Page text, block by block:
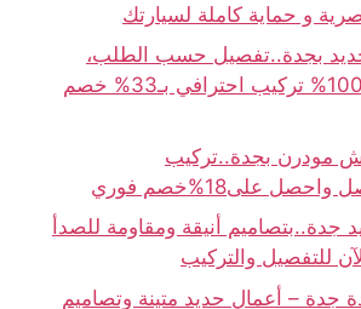
بجدة..تفصيل حسب الطلب،
ضمان ضد الصدأ 100% تركيب احترافي بـ33% خصم
مودرن بجدة..تركيب
جدة..بتصاميم أنيقة ومقاومة للصدأ
جدة – أعمال حديد متينة وتصاميم